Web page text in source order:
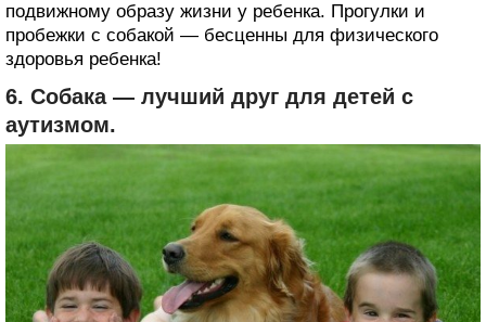
подвижному образу жизни у ребенка. Прогулки и
пробежки с собакой — бесценны для физического
здоровья ребенка!
6. Собака — лучший друг для детей с
аутизмом.